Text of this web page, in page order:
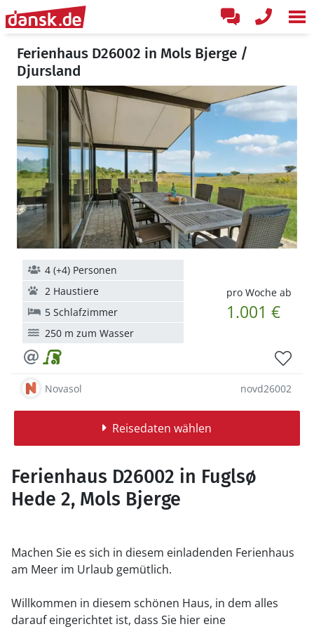
Ferienhaus D26002 in Mols Bjerge /
Djursland
pro Woche ab
1.001 €
4 (+4) Personen
2 Haustiere
5 Schlafzimmer
250 m zum Wasser
Novasol novd26002
Reisedaten wählen
Ferienhaus D26002 in Fuglsø
Hede 2, Mols Bjerge
Machen Sie es sich in diesem einladenden Ferienhaus
am Meer im Urlaub gemütlich.
Willkommen in diesem schönen Haus, in dem alles
darauf eingerichtet ist, dass Sie hier eine